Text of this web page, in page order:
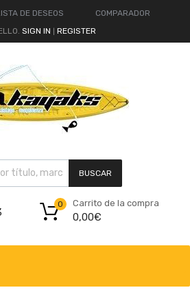
DE DESEOS
COMPARADOR
SIGN IN REGISTER
BUSCAR
Carrito de la compra
0,00€
0